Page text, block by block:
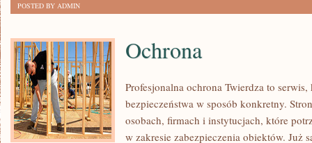
POSTED BY ADMIN
Ochrona
Profesjonalna ochrona Twierdza to
bezpieczeństwa w sposób konkretny.
osobach, firmach i instytucjach, które
w zakresie zabezpieczenia obiektów. Już